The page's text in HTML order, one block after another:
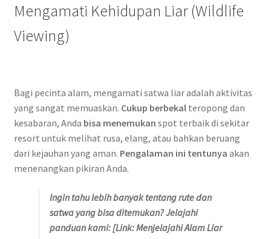
Mengamati Kehidupan Liar (Wildlife
Viewing)
Bagi pecinta alam, mengamati satwa liar adalah aktivitas
yang sangat memuaskan. Cukup berbekalteropong dan
kesabaran, Anda bisa menemukan spot terbaik di sekitar
resort untuk melihat rusa, elang, atau bahkan beruang
dari kejauhan yang aman. Pengalaman ini tentunya akan
menenangkan pikiran Anda.
Ingin tahu lebih banyak tentang rute dan
satwa yang bisa ditemukan? Jelajahi
panduan kami: [Link: Menjelajahi Alam Liar